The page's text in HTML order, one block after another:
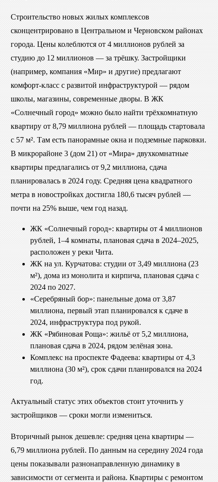
Строительство новых жилых комплексов
сконцентрировано в Центральном и Черновском районах
города. Цены колеблются от 4 миллионов рублей за
студию до 12 миллионов — за трёшку. Застройщики
(например, компания «Мир» и другие) предлагают
комфорт-класс с развитой инфраструктурой — рядом
школы, магазины, современные дворы. В ЖК
«Солнечный город» можно было найти трёхкомнатную
квартиру от 8,79 миллиона рублей — площадь стартовала
с 57 м². Там есть панорамные окна и подземные парковки.
В микрорайоне 3 (дом 21) от «Мира» двухкомнатные
квартиры предлагались от 9,2 миллиона, сдача
планировалась в 2024 году. Средняя цена квадратного
метра в новостройках достигла 180,6 тысяч рублей —
почти на 25% выше, чем год назад.
ЖК «Солнечный город»: квартиры от 4 миллионов
рублей, 1–4 комнаты, плановая сдача в 2024–2025,
расположен у реки Чита.
ЖК на ул. Курчатова: студии от 3,49 миллиона (23
м²), дома из монолита и кирпича, плановая сдача с
2024 по 2027.
«Серебряный бор»: панельные дома от 3,87
миллиона, первый этап планировался к сдаче в
2024, инфраструктура под рукой.
ЖК «Рябиновая Роща»: жильё от 5,2 миллиона,
плановая сдача в 2024, рядом зелёная зона.
Комплекс на проспекте Фадеева: квартиры от 4,3
миллиона (30 м²), срок сдачи планировался на 2024
год.
Актуальный статус этих объектов стоит уточнить у
застройщиков — сроки могли измениться.
Вторичный рынок дешевле: средняя цена квартиры —
6,79 миллиона рублей. По данным на середину 2024 года
цены показывали разнонаправленную динамику в
зависимости от сегмента и района. Квартиры с ремонтом